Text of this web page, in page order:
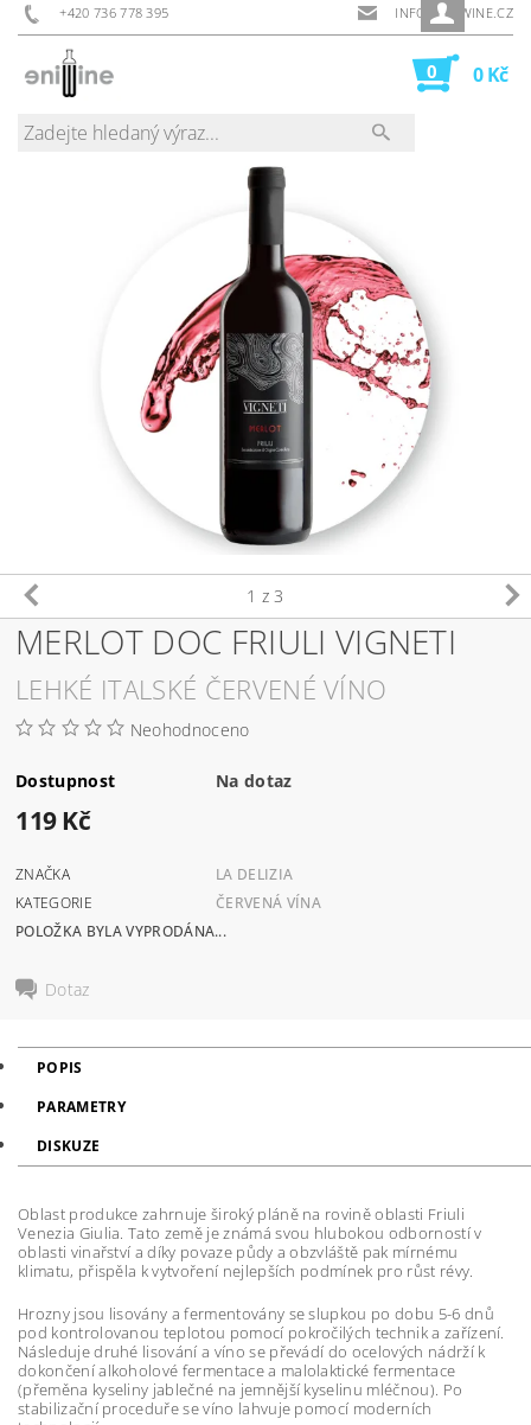
+420 736 778 395 INFO@ENIWINE.CZ
0 0 Kč
1 z 3
MERLOT DOC FRIULI VIGNETI
LEHKÉ ITALSKÉ ČERVENÉ VÍNO
Neohodnoceno
Dostupnost Na dotaz
119 Kč
ZNAČKA
LA DELIZIA
KATEGORIE
ČERVENÁ VÍNA
POLOŽKA BYLA VYPRODÁNA...
Dotaz
POPIS
PARAMETRY
DISKUZE
Oblast produkce zahrnuje široký pláně na rovině oblasti Friuli
Venezia Giulia. Tato země je známá svou hlubokou odborností v
oblasti vinařství a díky povaze půdy a obzvláště pak mírnému
klimatu, přispěla k vytvoření nejlepších podmínek pro růst révy.
Hrozny jsou lisovány a fermentovány se slupkou po dobu 5-6 dnů
pod kontrolovanou teplotou pomocí pokročilých technik a zařízení.
Následuje druhé lisování a víno se převádí do ocelových nádrží k
dokončení alkoholové fermentace a malolaktické fermentace
(přeměna kyseliny jablečné na jemnější kyselinu mléčnou). Po
stabilizační proceduře se víno lahvuje pomocí moderních